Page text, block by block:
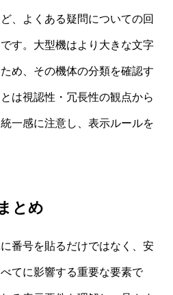
、よくある疑問についての回
す。大型機はより大きな文字
め、その機体の分類を確認す
は視認性・冗長性の観点から
一感に注意し、表示ルールを
まとめ
番号を貼るだけではなく、安
てに影響する重要な要素で